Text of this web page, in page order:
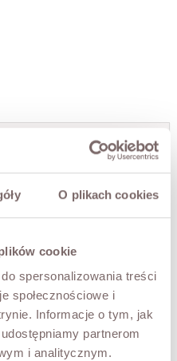
O plikach cookies
cookie
spersonalizowania treści
społecznościowe i
Informacje o tym, jak
partnerom
i analitycznym.
CART